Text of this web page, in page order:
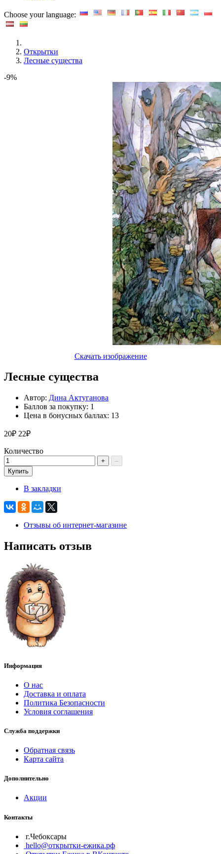
Choose your language:
Открытки
Лесные существа
-9%
Скачать изображение
Лесные существа
Автор: Дина Актуганова
Баллов за покупку: 1
Цена в бонусных баллах: 13
20₽ 22₽
Количество
+
–
Купить
В закладки
Отзывы об интернет-магазине
Написать отзыв
Информация
О нас
Доставка и оплата
Политика Безопасности
Условия соглашения
Служба поддержки
Обратная связь
Карта сайта
Дополнительно
Акции
Контакты
г.Чебоксары
hello@открытки-ежика.рф